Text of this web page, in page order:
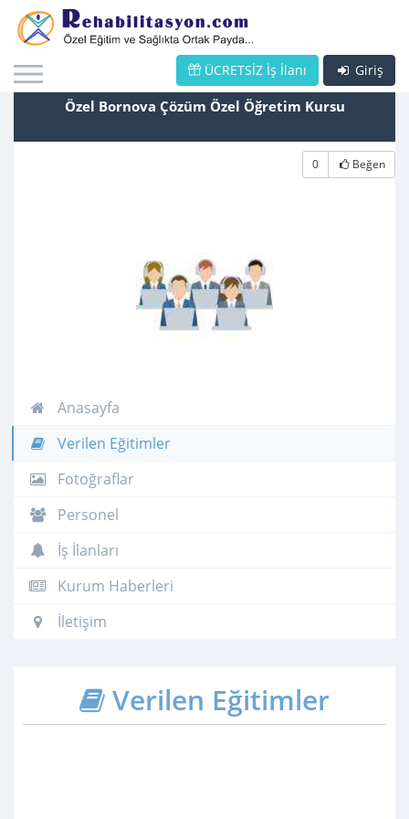
Giriş
ÜCRETSİZ İş İlanı
Özel Bornova Çözüm Özel Öğretim Kursu
0 Beğen
Anasayfa
Verilen Eğitimler
Fotoğraflar
Personel
İş İlanları
Kurum Haberleri
İletişim
Verilen Eğitimler